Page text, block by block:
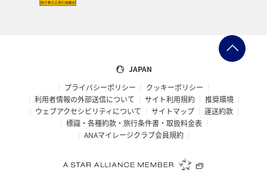
JAPAN
プライバシーポリシー
クッキーポリシー
利用者情報の外部送信について
サイト利用規約
推奨環境
ウェブアクセシビリティについて
サイトマップ
運送約款
標識・各種約款・旅行条件書・取扱料金表
ANAマイレージクラブ会員規約